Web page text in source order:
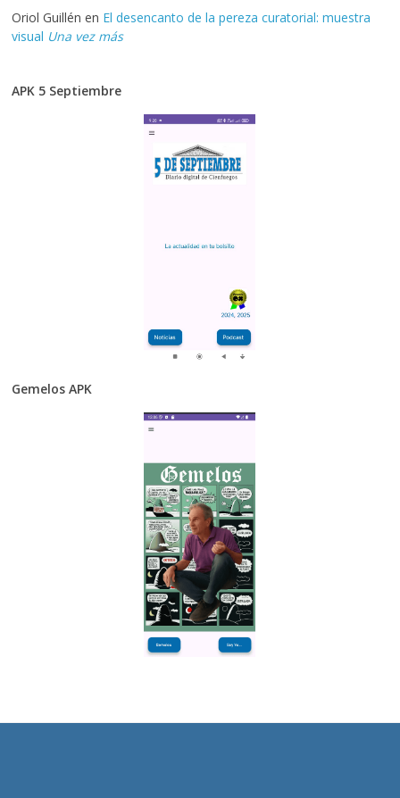
Oriol Guillén en El desencanto de la pereza curatorial: muestra
visual Una vez más
APK 5 Septiembre
Gemelos APK